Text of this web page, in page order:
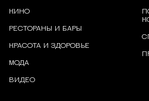
КИНО
РЕСТОРАНЫ И БАРЫ
КРАСОТА И ЗДОРОВЬЕ
МОДА
ВИДЕО